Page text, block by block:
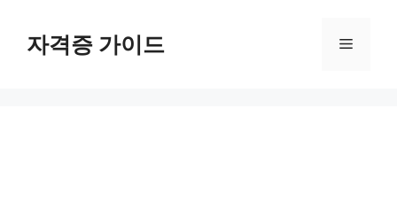
content자격증 가이드 Menu